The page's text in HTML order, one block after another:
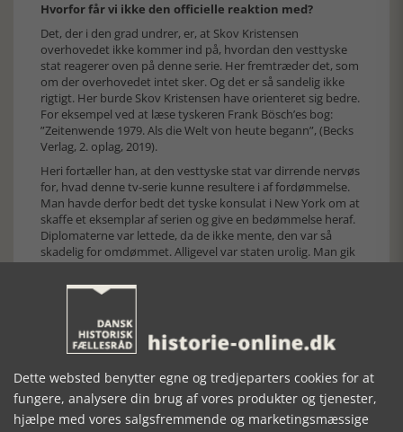
Hvorfor får vi ikke den officielle reaktion med?
Det, der i den grad undrer, er, at Skov Kristensen
overhovedet ikke kommer ind på, hvordan den vesttyske
stat reagerer oven på denne serie. Her fremtræder det, som
om der overhovedet intet sker. Og det er så sandelig ikke
rigtigt. Her burde Skov Kristensen have orienteret sig bedre.
For eksempel ved at læse tyskeren Frank Bösch’es bog:
”Zeitenwende 1979. Als die Welt von heute begann”, (Becks
Verlag, 2. oplag, 2019).
Heri fortæller han, at den vesttyske stat var dirrende nervøs
for, hvad denne tv-serie kunne resultere i af fordømmelse.
Man havde derfor bedt det tyske konsulat i New York om at
skaffe et eksemplar af serien og give en bedømmelse heraf.
Diplomaterne var lettede, da de ikke mente, den var så
skadelig for omdømmet. Alligevel var staten urolig. Man gik
derfor i gang med et større pr - fremstød. ”Schon damals
regte er an, die Serie müsse durch ein deutsches
Begleittprogramm ergänzt werden un saei mit Broschüren
und Publikationen der Bundeszentrale für politische Bildung
zu flankieren…” (s. 378). I øvrigt har netop denne tv-serie
fået et helt kapitel i ovennævnte bog, hvilket jo
Vesttyskland. Det er en stor fejl, at dette perspektiv ikke er
blevet behandlet mere grundigt.
Godt nok havde de allierede gjort rædselsoptagelserne fra
Dette websted benytter egne og tredjeparters cookies for at
fungere, analysere din brug af vores produkter og tjenester,
hjælpe med vores salgsfremmende og marketingsmæssige